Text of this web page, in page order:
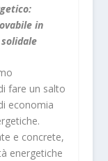
in
fare un salto
economia
e concrete,
energetiche